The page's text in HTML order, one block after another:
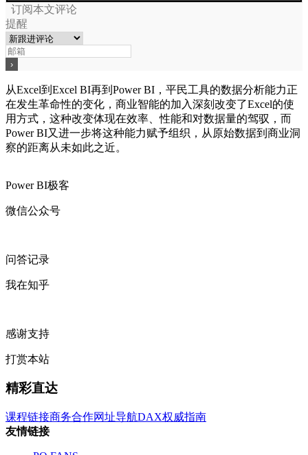
订阅本文评论
提醒
从Excel到Excel BI再到Power BI，平民工具的数据分析能力正
在发生革命性的变化，商业智能的加入深刻改变了Excel的使
用方式，这种改变体现在效率、性能和对数据量的驾驭，而
Power BI又进一步将这种能力赋予组织，从原始数据到商业洞
察的距离从未如此之近。
Power BI极客
微信公众号
问答记录
我在知乎
感谢支持
打赏本站
精彩直达
课程链接商务合作网址导航DAX权威指南
友情链接